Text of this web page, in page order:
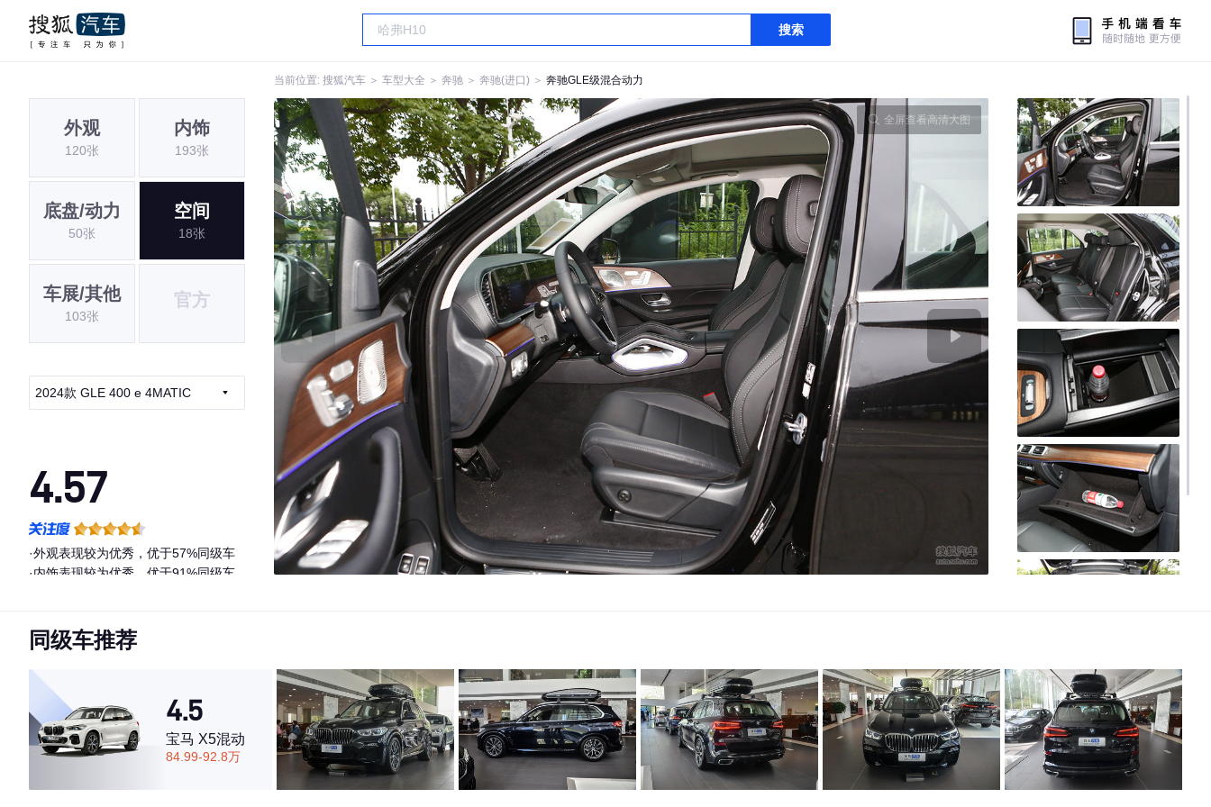
搜索
当前位置: 搜狐汽车 ＞ 车型大全 ＞ 奔驰 ＞ 奔驰(进口) ＞ 奔驰GLE级混合动力
外观
120张
内饰
193张
底盘/动力
50张
空间
18张
车展/其他
103张
官方
2024款 GLE 400 e 4MATIC
4.57
·外观表现较为优秀，优于57%同级车
·内饰表现较为优秀，优于91%同级车
全屏查看高清大图
同级车推荐
4.5
宝马 X5混动
84.99-92.8万